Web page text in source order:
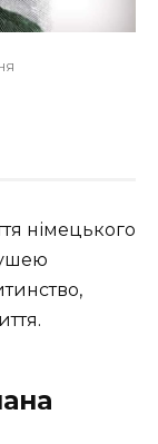
німецького